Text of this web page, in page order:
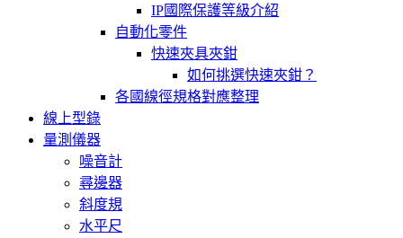
IP國際保護等級介紹
自動化零件
快速夾具夾鉗
如何挑選快速夾鉗？
各國線徑規格對應整理
線上型錄
量測儀器
噪音計
尋邊器
斜度規
水平尺